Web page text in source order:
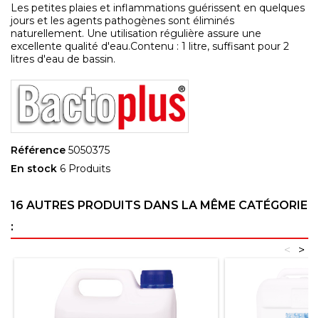
Les petites plaies et inflammations guérissent en quelques
jours et les agents pathogènes sont éliminés
naturellement. Une utilisation régulière assure une
excellente qualité d'eau.Contenu : 1 litre, suffisant pour 2
litres d'eau de bassin.
Référence 5050375
En stock 6 Produits
16 AUTRES PRODUITS DANS LA MÊME CATÉGORIE
:
>
<